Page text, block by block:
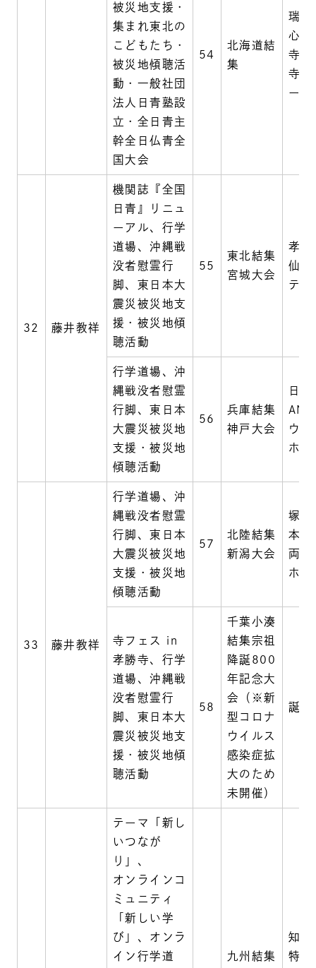
被災地支援・
集まれ東北の
こどもたち・
被災地傾聴活
動・一般社団
法人日青塾設
立・全日青主
幹全日仏青全
国大会
54
北海道結
集
瑞玄
心寺
寺・
寺・
ーク
32 藤井教祥
機関誌『全国
日青』リニュ
ーアル、行学
道場、沖縄戦
没者慰霊行
脚、東日本大
震災被災地支
援・被災地傾
聴活動
55
東北結集
宮城大会
孝勝
仙台
テル
行学道場、沖
縄戦没者慰霊
行脚、東日本
大震災被災地
支援・被災地
傾聴活動
56
兵庫結集
神戸大会
日本
ウ
ホテ
33 藤井教祥
行学道場、沖
縄戦没者慰霊
行脚、東日本
大震災被災地
支援・被災地
傾聴活動
57
北陸結集
新潟大会
塚原
本寺
両津
ホテ
寺フェス in
孝勝寺、行学
道場、沖縄戦
没者慰霊行
脚、東日本大
震災被災地支
援・被災地傾
聴活動
58
千葉小湊
結集宗祖
降誕800
年記念大
会（※新
型コロナ
ウイルス
感染症拡
大のため
未開催）
誕生
テーマ「新し
いつなが
り」、
オンラインコ
ミュニティ
「新しい学
び」、オンラ
イン行学道
九州結集
知覧
特攻